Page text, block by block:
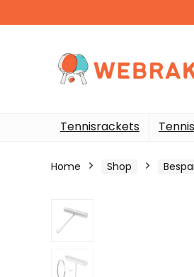
Tennisrackets
Home Shop